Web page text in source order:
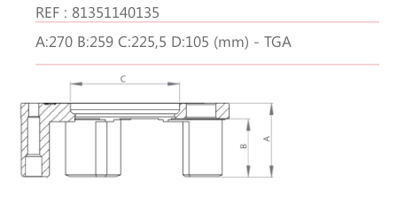
REF : 81351140135
A:270 B:259 C:225,5 D:105 (mm) - TGA